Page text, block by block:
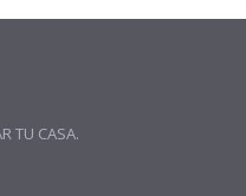
TU CASA.